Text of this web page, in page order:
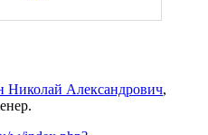
Николай Александрович,